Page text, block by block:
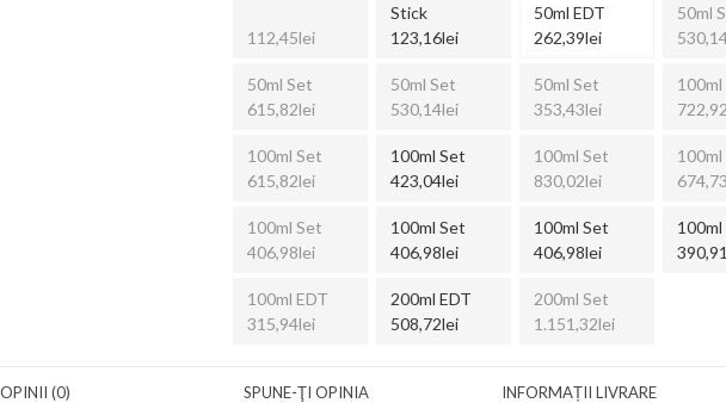
112,45lei
Stick
123,16lei
50ml EDT
262,39lei
50ml
50ml Set
615,82lei
50ml Set
530,14lei
50ml Set
353,43lei
100ml
100ml Set
615,82lei
100ml Set
423,04lei
100ml Set
830,02lei
100ml
100ml Set
406,98lei
100ml Set
406,98lei
100ml Set
406,98lei
100ml
100ml EDT
315,94lei
200ml EDT
508,72lei
200ml Set
1.151,32lei
OPINII (0) SPUNE-ŢI OPINIA INFORMAȚII LIVRARE